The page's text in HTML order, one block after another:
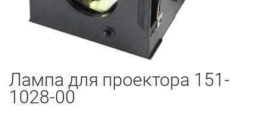
Лампа для проектора 151-
1028-00